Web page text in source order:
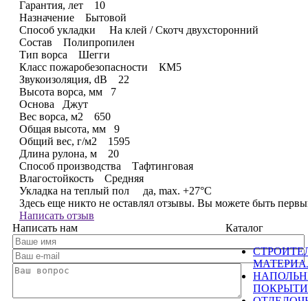
Гарантия, лет
10
Назначение
Бытовой
Способ укладки
На клей / Скотч двухсторонний
Состав
Полипропилен
Тип ворса
Шегги
Класс пожаробезопасности
КМ5
Звукоизоляция, dB
22
Высота ворса, мм
7
Основа
Джут
Вес ворса, м2
650
Общая высота, мм
9
Общий вес, г/м2
1595
Длина рулона, м
20
Способ производства
Тафтинговая
Влагостойкость
Средняя
Укладка на теплый пол
да, max. +27°С
Здесь еще никто не оставлял отзывы. Вы можете быть
Написать отзыв
Написать нам
Каталог